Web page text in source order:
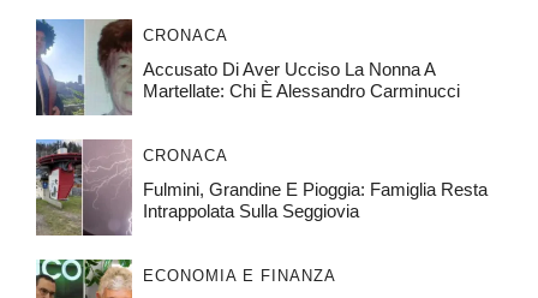
CRONACA
Accusato Di Aver Ucciso La Nonna A
Martellate: Chi È Alessandro Carminucci
CRONACA
Fulmini, Grandine E Pioggia: Famiglia Resta
Intrappolata Sulla Seggiovia
ECONOMIA E FINANZA